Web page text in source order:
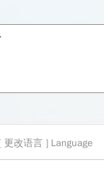
更改语言 ] Language